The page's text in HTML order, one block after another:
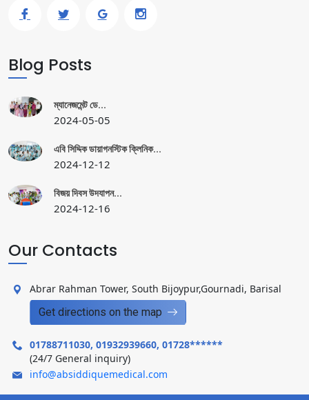
Blog Posts
ম্যানেজমেন্ট ডে...
2024-05-05
এবি সিদ্দিক ডায়াগনস্টিক ক্লিনিক...
2024-12-12
বিজয় দিবস উদযাপন...
2024-12-16
Our Contacts
Abrar Rahman Tower, South Bijoypur,Gournadi, Barisal
Get directions on the map
01788711030, 01932939660, 01728******
(24/7 General inquiry)
info@absiddiquemedical.com